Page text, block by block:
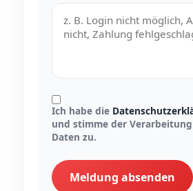
Ich habe die
und stimme der
Daten zu.
Meldung absenden